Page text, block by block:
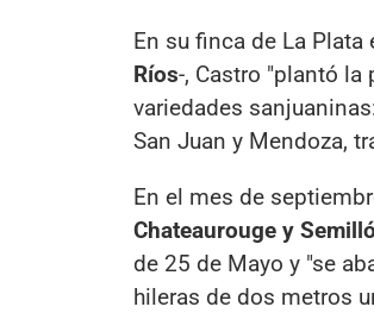
En su finca de La
Ríos-, Castro "plantó
variedades
San Juan y Mendoza,
En el mes de
Chateaurouge y
de 25 de Mayo y "se
hileras de dos metros